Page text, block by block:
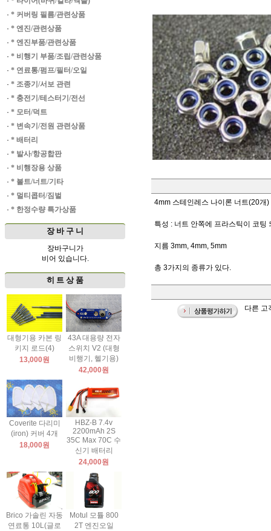
· * 커버링 필름/관련상품
· * 엔진/관련상품
· * 엔진부품/관련상품
· * 비행기 부품/조립/관련상품
· * 연료통/펌프/필터/오일
· * 조종기/서보 관련
· * 충전기/테스터기/전선
· * 모터/덕트
· * 변속기/전원 관련상품
· * 배터리
· * 발사/항공합판
· * 비행장용 상품
· * 볼트/너트/기타
· * 멀티콥터/짐벌
· * 한정수량 특가상품
장 바 구 니
장바구니가
비어 있습니다.
히 트 상 품
대형기용 카본 링
키지 로드(4)
13,000원
43A 대용량 전자
스위치 V2 (대형
비행기, 헬기용)
42,000원
Coverite 다리미
(iron) 커버 4개
18,000원
HBZ-B 7.4v
2200mAh 2S
35C Max 70C 수
신기 배터리
24,000원
Brico 가솔린 자동
연료통 10L(글로
Motul 모튤 800
2T 엔진오일
4mm 스테인레스 나이론 너트(20개)
특성 : 너트 안쪽에 프라스틱이 코
지름 3mm, 4mm, 5mm
총 3가지의 종류가 있다.
다른 고